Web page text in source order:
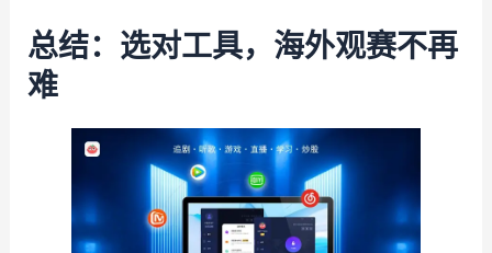
总结：选对工具，海外观赛不再
难